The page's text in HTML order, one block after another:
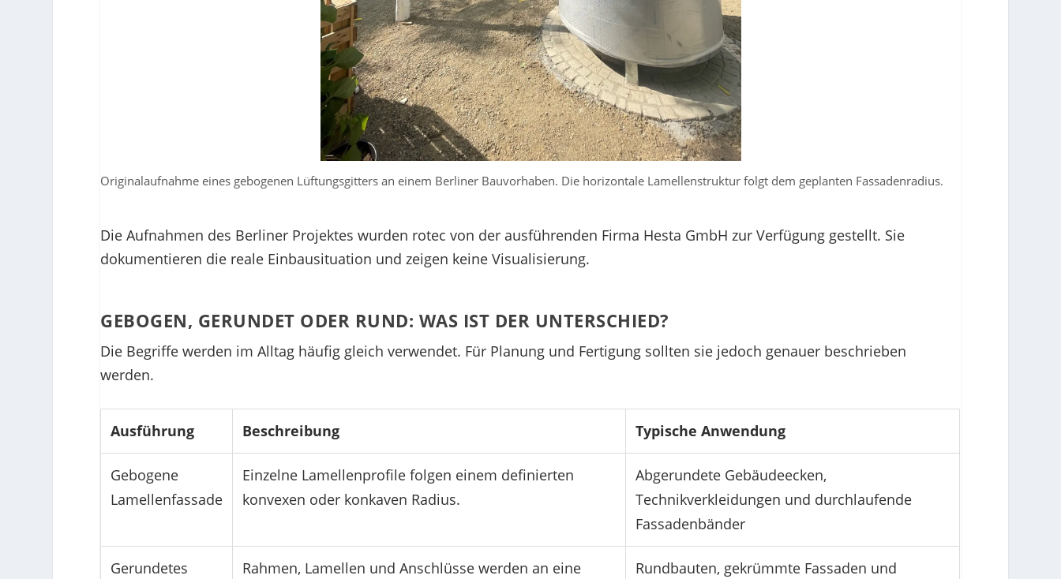
Originalaufnahme eines gebogenen Lüftungsgitters an einem Berliner Bauvorhaben. Die horizontale Lamellenstruktur folgt dem geplanten Fassadenradius.
Die Aufnahmen des Berliner Projektes wurden rotec von der ausführenden Firma Hesta GmbH zur Verfügung gestellt. Sie
dokumentieren die reale Einbausituation und zeigen keine Visualisierung.
GEBOGEN, GERUNDET ODER RUND: WAS IST DER UNTERSCHIED?
Die Begriffe werden im Alltag häufig gleich verwendet. Für Planung und Fertigung sollten sie jedoch genauer beschrieben
werden.
Ausführung Beschreibung Typische Anwendung
Gebogene
Lamellenfassade
Einzelne Lamellenprofile folgen einem definierten
konvexen oder konkaven Radius.
Abgerundete Gebäudeecken,
Technikverkleidungen und durchlaufende
Fassadenbänder
Gerundetes
Rahmen, Lamellen und Anschlüsse werden an eine
Rundbauten, gekrümmte Fassaden und